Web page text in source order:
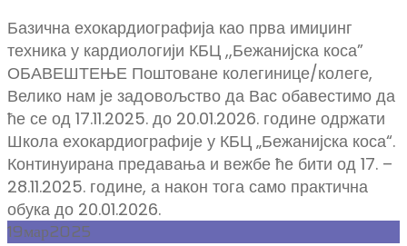
Базична ехокардиографија као прва имиџинг
техника у кардиологији КБЦ ,,Бежанијска коса”
ОБАВЕШТЕЊЕ Поштоване колегинице/колеге,
Велико нам је задoвољство да Вас обавестимо да
ће се од 17.11.2025. до 20.01.2026. године одржати
Школа ехокардиографије у КБЦ „Бежанијска коса“.
Континуирана предавања и вежбе ће бити од 17. –
28.11.2025. године, а након тога само практична
обука до 20.01.2026.
19мар2025